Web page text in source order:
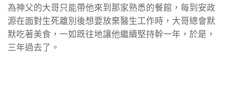
為神父的大哥只能帶他來到那家熟悉的餐館，每到安政
源在面對生死離別後想要放棄醫生工作時，大哥總會默
默吃著美食，一如既往地讓他繼續堅持幹一年，於是，
三年過去了。